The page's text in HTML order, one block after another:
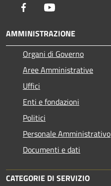
Facebook
AMMINISTRAZIONE
Organi di Governo
Aree Amministrative
Uffici
Enti e fondazioni
Politici
Personale Amministrativo
Documenti e dati
CATEGORIE DI SERVIZIO